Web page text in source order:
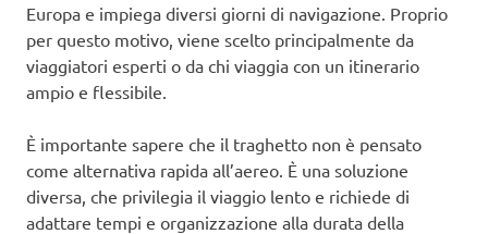
Europa e impiega diversi giorni di navigazione. Proprio
per questo motivo, viene scelto principalmente da
viaggiatori esperti o da chi viaggia con un itinerario
ampio e flessibile.
È importante sapere che il traghetto non è pensato
come alternativa rapida all’aereo. È una soluzione
diversa, che privilegia il viaggio lento e richiede di
adattare tempi e organizzazione alla durata della